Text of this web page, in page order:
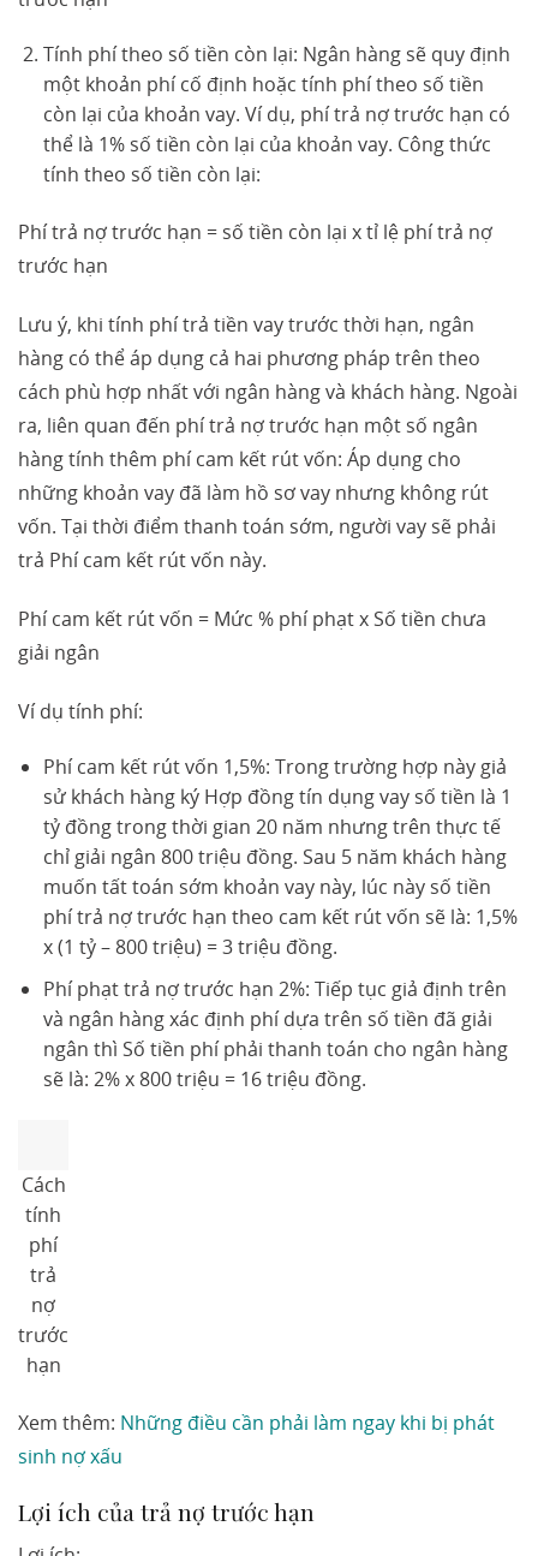
Tính phí theo số tiền còn lại: Ngân hàng sẽ quy định
một khoản phí cố định hoặc tính phí theo số tiền
còn lại của khoản vay. Ví dụ, phí trả nợ trước hạn có
thể là 1% số tiền còn lại của khoản vay. Công thức
tính theo số tiền còn lại:
Phí trả nợ trước hạn = số tiền còn lại x tỉ lệ phí trả nợ
trước hạn
Lưu ý, khi tính phí trả tiền vay trước thời hạn, ngân
hàng có thể áp dụng cả hai phương pháp trên theo
cách phù hợp nhất với ngân hàng và khách hàng. Ngoài
ra, liên quan đến phí trả nợ trước hạn một số ngân
hàng tính thêm phí cam kết rút vốn: Áp dụng cho
những khoản vay đã làm hồ sơ vay nhưng không rút
vốn. Tại thời điểm thanh toán sớm, người vay sẽ phải
trả Phí cam kết rút vốn này.
Phí cam kết rút vốn = Mức % phí phạt x Số tiền chưa
giải ngân
Ví dụ tính phí:
Phí cam kết rút vốn 1,5%: Trong trường hợp này giả
sử khách hàng ký Hợp đồng tín dụng vay số tiền là 1
tỷ đồng trong thời gian 20 năm nhưng trên thực tế
chỉ giải ngân 800 triệu đồng. Sau 5 năm khách hàng
muốn tất toán sớm khoản vay này, lúc này số tiền
phí trả nợ trước hạn theo cam kết rút vốn sẽ là: 1,5%
x (1 tỷ – 800 triệu) = 3 triệu đồng.
Phí phạt trả nợ trước hạn 2%: Tiếp tục giả định trên
và ngân hàng xác định phí dựa trên số tiền đã giải
ngân thì Số tiền phí phải thanh toán cho ngân hàng
sẽ là: 2% x 800 triệu = 16 triệu đồng.
Cách
tính
phí
trả
nợ
trước
hạn
Xem thêm: Những điều cần phải làm ngay khi bị phát
sinh nợ xấu
Lợi ích của trả nợ trước hạn